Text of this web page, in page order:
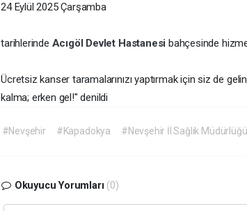
24 Eylül 2025 Çarşamba
tarihlerinde Acıgöl Devlet Hastanesi bahçesinde
Ücretsiz kanser taramalarınızı yaptırmak için siz de
kalma; erken gel!" denildi
#Nevşehir #Kapadokya #Nevşehir İl Sağlık Müdürlüğü
Okuyucu Yorumları (0)